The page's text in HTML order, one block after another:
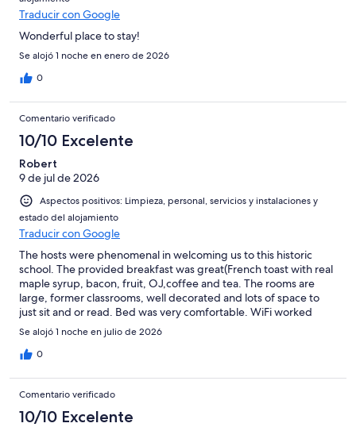
Traducir con Google
Wonderful place to stay!
Se alojó 1 noche en enero de 2026
0
Comentario verificado
10/10 Excelente
Robert
9 de jul de 2026
Aspectos positivos: Limpieza, personal, servicios y instalaciones y
estado del alojamiento
Traducir con Google
The hosts were phenomenal in welcoming us to this historic
school. The provided breakfast was great(French toast with real
maple syrup, bacon, fruit, OJ,coffee and tea. The rooms are
large, former classrooms, well decorated and lots of space to
just sit and or read. Bed was very comfortable. WiFi worked
well. No elevator but only two stories. There is also a pool in
front. Check out Remington Museum if staying here, only about
8 blocks away.
Se alojó 1 noche en julio de 2026
0
Comentario verificado
10/10 Excelente